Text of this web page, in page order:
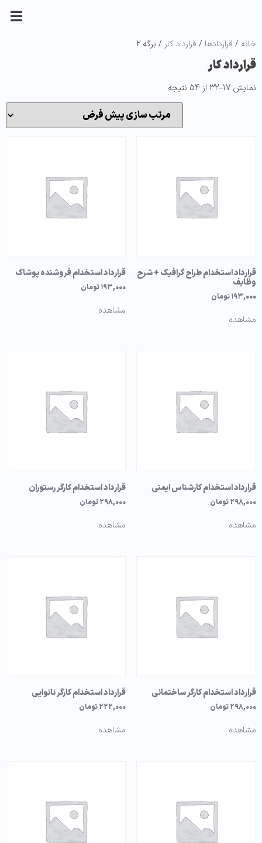
خانه / قراردادها / قرارداد کار / برگه 2
قرارداد کار
نمایش 17–32 از 54 نتیجه
قرارداد استخدام طراح گرافیک + شرح
وظایف
۱۹۳,۰۰۰تومان
مشاهده
قرارداد استخدام فروشنده پوشاک
۱۹۳,۰۰۰تومان
مشاهده
قرارداد استخدام کارشناس ایمنی
۲۹۸,۰۰۰تومان
مشاهده
قرارداد استخدام کارگر رستوران
۲۹۸,۰۰۰تومان
مشاهده
قرارداد استخدام کارگر ساختمانی
۲۹۸,۰۰۰تومان
مشاهده
قرارداد استخدام کارگر نانوایی
۲۲۲,۰۰۰تومان
مشاهده